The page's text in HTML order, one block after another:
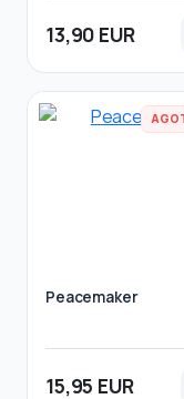
13,90 EUR
Peacemaker
15,95 EUR